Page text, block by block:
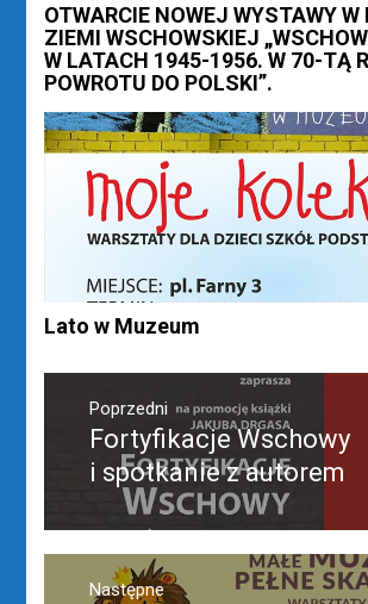
OTWARCIE NOWEJ WYSTAWY
ZIEMI WSCHOWSKIEJ
W LATACH 1945-1956. W 70-TĄ
POWROTU DO POLSKI”.
Lato w Muzeum
Nawigacja
wpisuPoprzedni
Poprzedni
wpis:
Fortyfikacje Wschowy
i spotkanie z autorem
Następne